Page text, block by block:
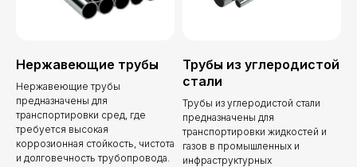
Нержавеющие трубы
Нержавеющие трубы
предназначены для
транспортировки сред, где
требуется высокая
коррозионная стойкость, чистота
и долговечность трубопровода.
Трубы из углеродистой
стали
Трубы из углеродистой стали
предназначены для
транспортировки жидкостей и
газов в промышленных и
инфраструктурных